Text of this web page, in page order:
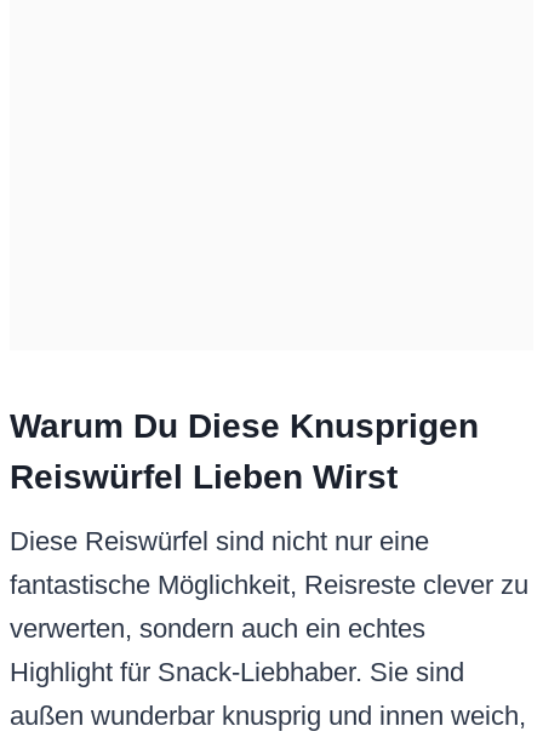
Warum Du Diese Knusprigen
Reiswürfel Lieben Wirst
Diese Reiswürfel sind nicht nur eine
fantastische Möglichkeit, Reisreste clever zu
verwerten, sondern auch ein echtes
Highlight für Snack-Liebhaber. Sie sind
außen wunderbar knusprig und innen weich,